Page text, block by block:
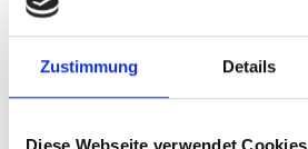
Zustimmung Details